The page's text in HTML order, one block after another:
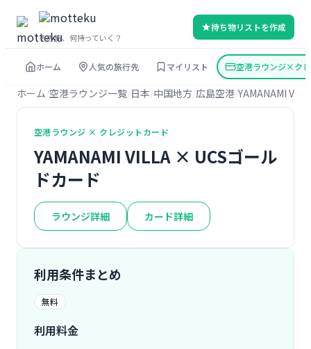
その旅、何持っていく？
持ち物リストを作成
ホーム 人気の旅行先 マイリスト 空港ラウンジ×ク
ホーム 空港ラウンジ一覧 日本 中国地方 広島空港 YAMANAMI
空港ラウンジ × クレジットカード
YAMANAMI VILLA × UCSゴール
ドカード
ラウンジ詳細 カード詳細
利用条件まとめ
無料
利用料金